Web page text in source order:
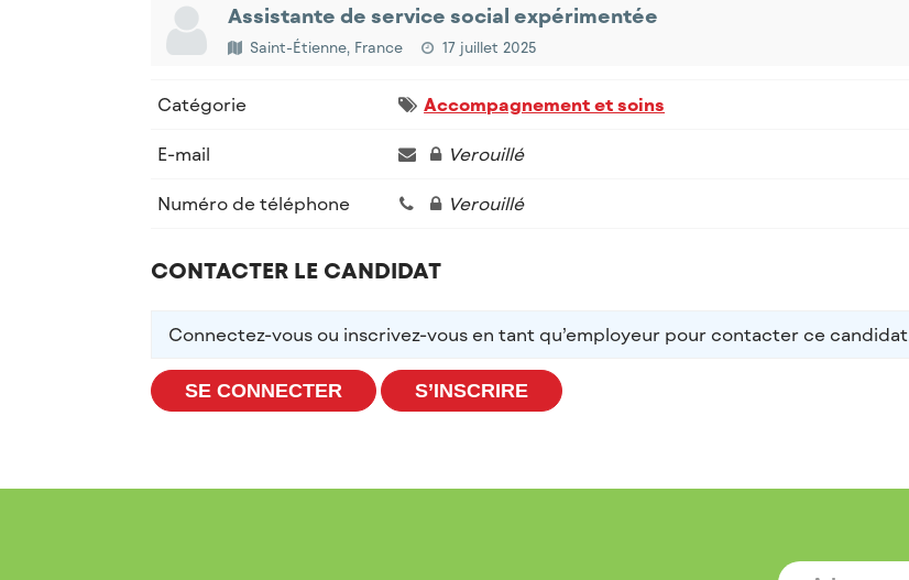
Assistante de service social expérimentée
Saint-Étienne, France 17 juillet 2025
Catégorie Accompagnement et soins
E-mail Verouillé
Numéro de téléphone Verouillé
CONTACTER LE CANDIDAT
Connectez-vous ou inscrivez-vous en tant qu’employeur pour contacter ce candidat.
SE CONNECTER S’INSCRIRE
E-